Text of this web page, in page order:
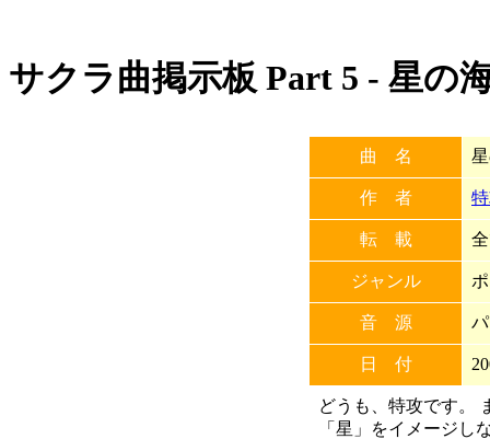
サクラ曲掲示板 Part 5 - 星の
曲 名
作 者
転 載
ジャンル
音 源
日 付
どうも、特攻です。
「星」をイメージ